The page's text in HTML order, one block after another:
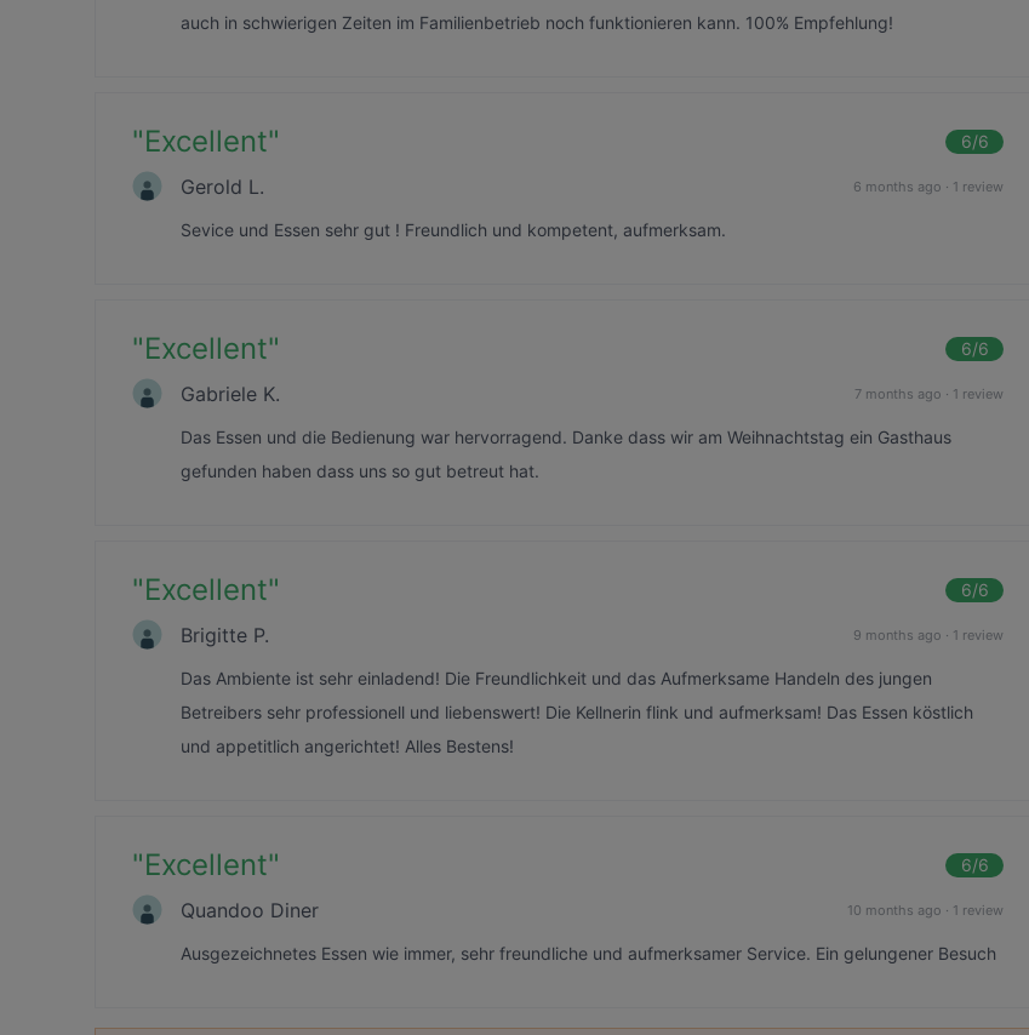
auch in schwierigen Zeiten im Familienbetrieb noch funktionieren kann. 100% Empfehlung!
"Excellent" 6/6
Gerold L. 6 months ago · 1 review
Sevice und Essen sehr gut ! Freundlich und kompetent, aufmerksam.
"Excellent" 6/6
Gabriele K. 7 months ago · 1 review
Das Essen und die Bedienung war hervorragend. Danke dass wir am Weihnachtstag ein Gasthaus
gefunden haben dass uns so gut betreut hat.
"Excellent" 6/6
Brigitte P. 9 months ago · 1 review
Das Ambiente ist sehr einladend! Die Freundlichkeit und das Aufmerksame Handeln des jungen
Betreibers sehr professionell und liebenswert! Die Kellnerin flink und aufmerksam! Das Essen köstlich
und appetitlich angerichtet! Alles Bestens!
"Excellent" 6/6
Quandoo Diner 10 months ago · 1 review
Ausgezeichnetes Essen wie immer, sehr freundliche und aufmerksamer Service. Ein gelungener Besuch